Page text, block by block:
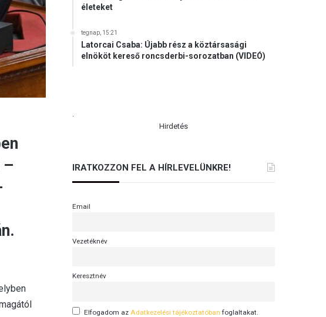
–
életeket
tegnap, 15:21
Latorcai Csaba: Újabb rész a köztársasági
elnököt kereső roncsderbi-sorozatban (VIDEÓ)
.
Hirdetés
IRATKOZZON FEL A HÍRLEVELÜNKRE!
Email
Vezetéknév
Keresztnév
Elfogadom az Adatkezelési tájékoztatóban foglaltakat.